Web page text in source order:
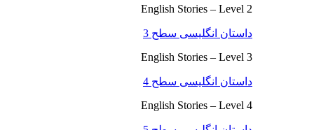
English Stories – Level 2
داستان انگلیسی سطح 3
English Stories – Level 3
داستان انگلیسی سطح 4
English Stories – Level 4